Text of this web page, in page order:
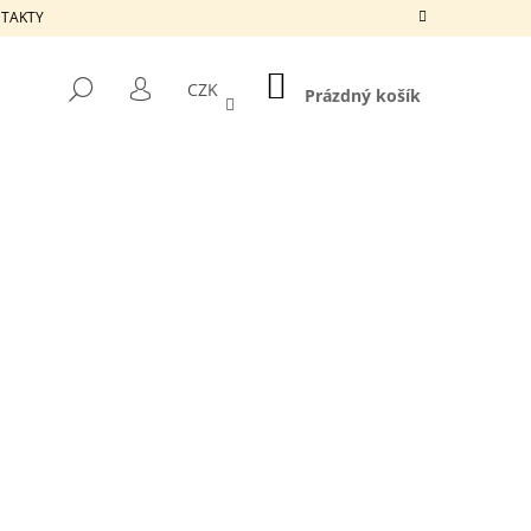
HLEDAT
PŘIHLÁŠENÍ
CZK NÁKUPNÍ
KOŠÍK
Prázdný košík